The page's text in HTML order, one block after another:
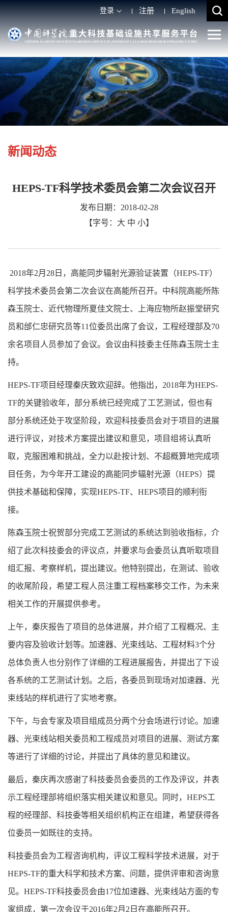
登录 注册 English
新闻动态
HEPS-TF科学技术委员会第二次会议召开
发布日期：2018-02-28
【字号： 大 中 小】
2018年2月28日，高能同步辐射光源验证装置（HEPS-TF）
科学技术委员会第二次会议在高能所召开。中科院高能所陈
森玉院士、近代物理所夏佳文院士、上海应物所赵振堂研究
员和邰仁忠研究员等11位委员出席了会议，工程经理部及70
余名项目人员参加了会议。会议由科技委主任陈森玉院士主
持。
HEPS-TF项目经理秦庆致欢迎辞。他指出，2018年为HEPS-
TF的关键验收年，部分系统已经完成了工艺测试，但也有
部分系统还处于攻坚阶段，欢迎科技委员会对于项目的进展
进行评议，对技术方案提出建议和意见，项目组将认真听
取，克服困难和挑战，全力以赴按计划、不超概算地完成项
目任务，为今年开工建设的高能同步辐射光源（HEPS）提
供技术基础和保障，实现HEPS-TF、HEPS项目的顺利衔
接。
陈森玉院士祝贺部分完成工艺测试的系统达到验收指标，介
绍了此次科技委会的评议点，并要求与会委员认真听取项目
组汇报、考察样机，提出建议。他特别提出，在测试、验收
的收尾阶段，希望工程人员注重工程档案移交工作，为未来
相关工作的开展提供参考。
上午，秦庆报告了项目的总体进展，并介绍了工程概况、主
要内容及验收计划等。加速器、光束线站、工程材料3个分
总体负责人也分别作了详细的工程进展报告，并提出了下设
各系统的工艺测试计划。之后，各委员到现场对加速器、光
束线站的样机进行了实地考察。
下午，与会专家及项目组成员分两个分会场进行讨论。加速
器、光束线站相关委员和工程成员对项目的进展、测试方案
等进行了详细的讨论，并提出了具体的意见和建议。
最后，秦庆再次感谢了科技委员会委员的工作及评议，并表
示工程经理部将组织落实相关建议和意见。同时，HEPS工
程的经理部、科技委等相关组织机构正在组建，希望获得各
位委员一如既往的支持。
科技委员会为工程咨询机构，评议工程科学技术进展，对于
HEPS-TF的重大科学和技术方案、问题，提供评审和咨询意
见。HEPS-TF科技委员会由17位加速器、光束线站方面的专
家组成，第一次会议于2016年2月2日在高能所召开。